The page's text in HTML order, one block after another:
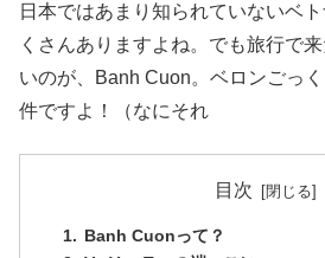
日本ではあまり知られていないベ
くさんありますよね。でも旅行で
いのが、Banh Cuon。ベロンごっ
件ですよ！（なにそれ
目次
Banh Cuonって？